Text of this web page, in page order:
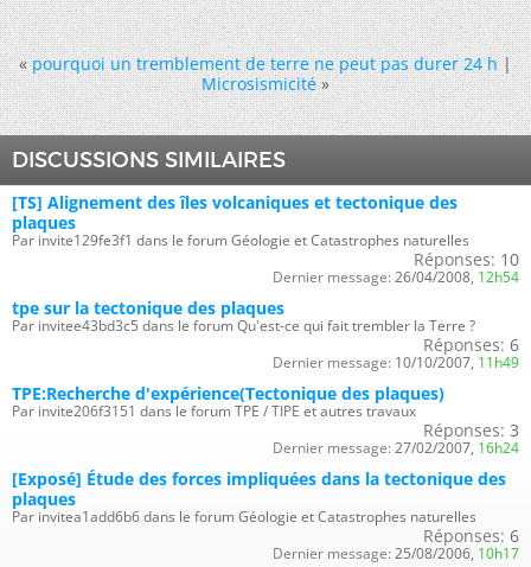
« pourquoi un tremblement de terre ne peut pas durer 24 h|
Microsismicité »
DISCUSSIONS SIMILAIRES
[TS] Alignement des îles volcaniques et tectonique des
plaques
Par invite129fe3f1 dans le forum Géologie et Catastrophes naturelles
Réponses: 10
Dernier message: 26/04/2008, 12h54
tpe sur la tectonique des plaques
Par invitee43bd3c5 dans le forum Qu'est-ce qui fait trembler la Terre ?
Réponses: 6
Dernier message: 10/10/2007, 11h49
TPE:Recherche d'expérience(Tectonique des plaques)
Par invite206f3151 dans le forum TPE / TIPE et autres travaux
Réponses: 3
Dernier message: 27/02/2007, 16h24
[Exposé] Étude des forces impliquées dans la tectonique des
plaques
Par invitea1add6b6 dans le forum Géologie et Catastrophes naturelles
Réponses: 6
Dernier message: 25/08/2006, 10h17